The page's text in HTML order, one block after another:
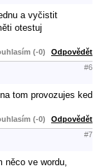
a vyčistit
otestuj
(-0) Odpovědět
#6
tom provozujes ked
(-0) Odpovědět
#7
ve wordu,